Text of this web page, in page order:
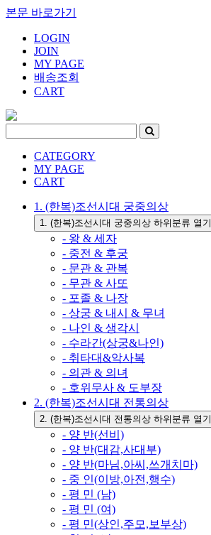
본문 바로가기
LOGIN
JOIN
MY PAGE
배송조회
CART
CATEGORY
MY PAGE
CART
1. (한복)조선시대 궁중의상
1. (한복)조선시대 궁중의상 하위분류 열기
- 왕 & 세자
- 중전 & 후궁
- 문관 & 관복
- 무관 & 사또
- 포졸 & 나장
- 상궁 & 내시 & 무녀
- 나인 & 생각시
- 수라간(상궁&나인)
- 취타대&악사복
- 의관 & 의녀
- 호위무사 & 도부장
2. (한복)조선시대 전통의상
2. (한복)조선시대 전통의상 하위분류 열기
- 양 반(선비)
- 양 반(대감,사대부)
- 양 반(마님,아씨,쓰개치마)
- 중 인(이방,아전,행수)
- 평 민 (남)
- 평 민 (여)
- 평 민(상인,주모,보부상)